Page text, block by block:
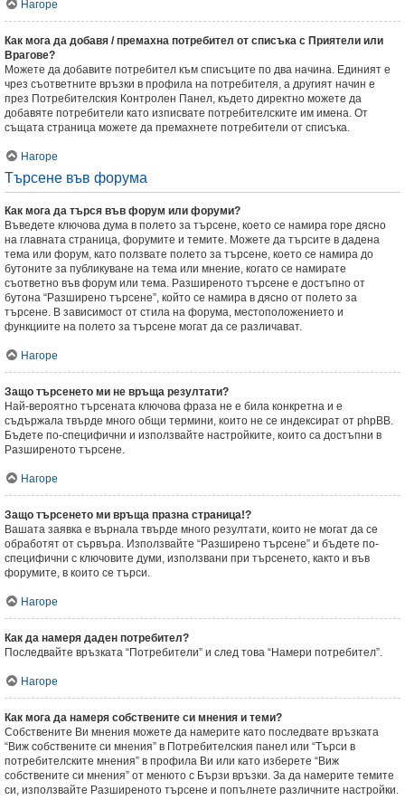
Нагоре
Как мога да добавя / премахна потребител от списъка с Приятели или
Врагове?
Можете да добавите потребител към списъците по два начина. Единият е
чрез съответните връзки в профила на потребителя, а другият начин е
през Потребителския Контролен Панел, където директно можете да
добавяте потребители като изписвате потребителските им имена. От
същата страница можете да премахнете потребители от списъка.
Нагоре
Търсене във форума
Как мога да търся във форум или форуми?
Въведете ключова дума в полето за търсене, което се намира горе дясно
на главната страница, форумите и темите. Можете да търсите в дадена
тема или форум, като ползвате полето за търсене, което се намира до
бутоните за публикуване на тема или мнение, когато се намирате
съответно във форум или тема. Разширеното търсене е достъпно от
бутона “Разширено търсене”, който се намира в дясно от полето за
търсене. В зависимост от стила на форума, местоположението и
функциите на полето за търсене могат да се различават.
Нагоре
Защо търсенето ми не връща резултати?
Най-вероятно търсената ключова фраза не е била конкретна и е
съдържала твърде много общи термини, които не се индексират от phpBB.
Бъдете по-специфични и използвайте настройките, които са достъпни в
Разширеното търсене.
Нагоре
Защо търсенето ми връща празна страница!?
Вашата заявка е върнала твърде много резултати, които не могат да се
обработят от сървъра. Използвайте “Разширено търсене” и бъдете по-
специфични с ключовите думи, използвани при търсенето, както и във
форумите, в които се търси.
Нагоре
Как да намеря даден потребител?
Последвайте връзката “Потребители” и след това “Намери потребител”.
Нагоре
Как мога да намеря собствените си мнения и теми?
Собствените Ви мнения можете да намерите като последвате връзката
“Виж собствените си мнения” в Потребителския панел или “Търси в
потребителските мнения” в профила Ви или като изберете “Виж
собствените си мнения” от менюто с Бързи връзки. За да намерите темите
си, използвайте Разширеното търсене и попълнете различните настройки.